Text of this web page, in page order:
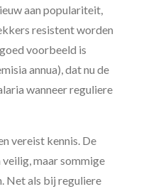
aan populariteit,
resistent worden
voorbeeld is
annua), dat nu de
wanneer reguliere
vereist kennis. De
maar sommige
Net als bij reguliere